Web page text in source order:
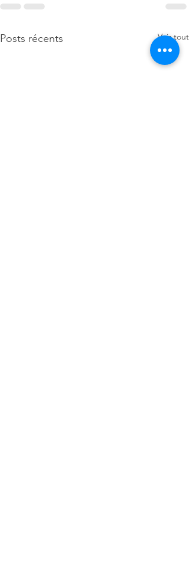
Posts récents Voir tout